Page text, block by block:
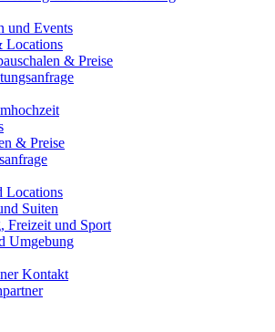
und Events
Locations
& Preise
& Preise
Locations
Suiten
Freizeit und Sport
Umgebung
Kontakt